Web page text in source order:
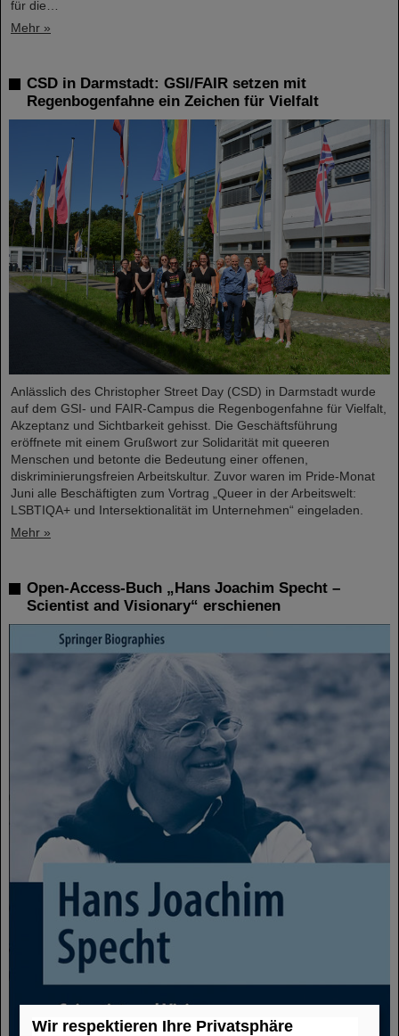
für die…
Mehr »
CSD in Darmstadt: GSI/FAIR setzen mit
Regenbogenfahne ein Zeichen für Vielfalt
Anlässlich des Christopher Street Day (CSD) in Darmstadt wurde
auf dem GSI- und FAIR-Campus die Regenbogenfahne für Vielfalt,
Akzeptanz und Sichtbarkeit gehisst. Die Geschäftsführung
eröffnete mit einem Grußwort zur Solidarität mit queeren
Menschen und betonte die Bedeutung einer offenen,
diskriminierungsfreien Arbeitskultur. Zuvor waren im Pride-Monat
Juni alle Beschäftigten zum Vortrag „Queer in der Arbeitswelt:
LSBTIQA+ und Intersektionalität im Unternehmen“ eingeladen.
Mehr »
Open-Access-Buch „Hans Joachim Specht –
Scientist and Visionary“ erschienen
Wir respektieren Ihre Privatsphäre